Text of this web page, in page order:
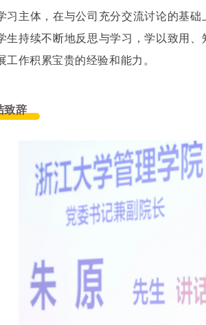
习主体，在与公司充分交流讨论的基
生持续不断地反思与学习，学以致用
工作积累宝贵的经验和能力。
致辞